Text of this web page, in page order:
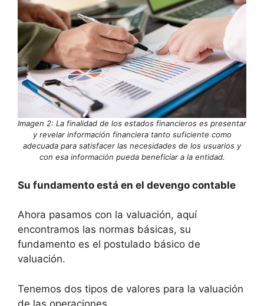
Imagen 2: La finalidad de los estados financieros es presentar
y revelar información financiera tanto suficiente como
adecuada para satisfacer las necesidades de los usuarios y
con esa información pueda beneficiar a la entidad.
Su fundamento está en el devengo contable
Ahora pasamos con la valuación, aquí
encontramos las normas básicas, su
fundamento es el postulado básico de
valuación.
Tenemos dos tipos de valores para la valuación
de las operaciones.